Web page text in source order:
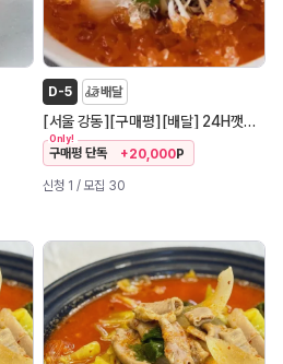
D-5 배달
[서울 강동] [구매평] [배달] 24H깻잎막회물회 둔촌점
Only!
구매평 단독 +20,000P
신청 1 / 모집 30